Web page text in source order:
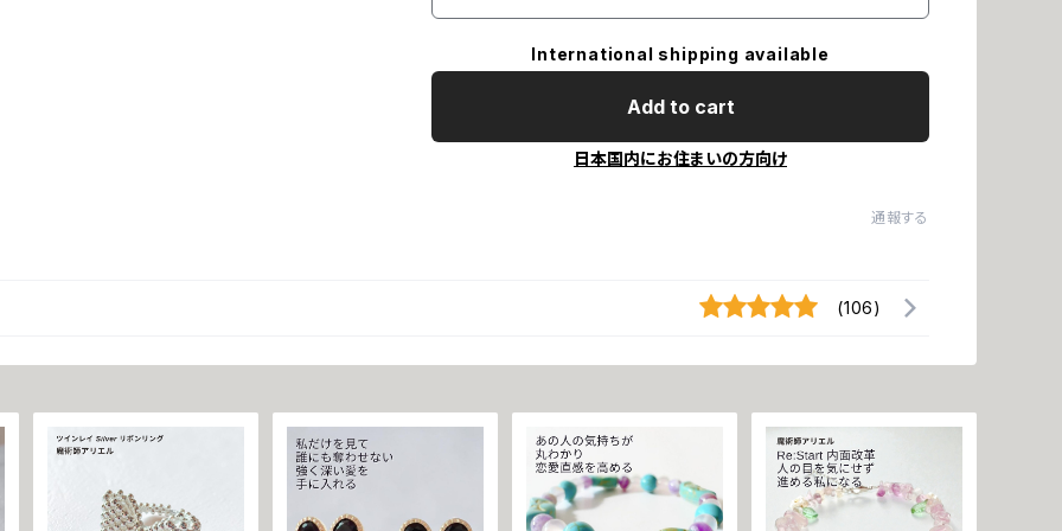
International shipping available
Add to cart
日本国内にお住まいの方向け
通報する
(106)